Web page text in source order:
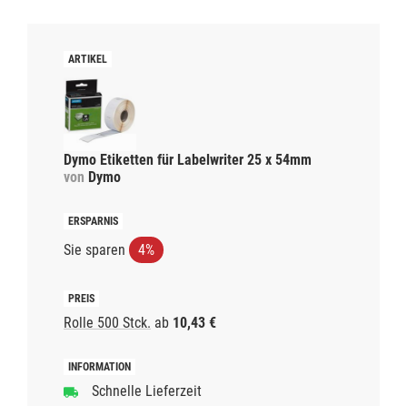
Dymo Etiketten für Labelwriter 25 x 54mm
von Dymo
Sie sparen 4%
Rolle 500 Stck. ab 10,43 €
Schnelle Lieferzeit